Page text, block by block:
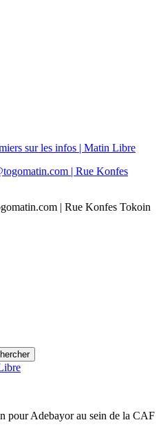
sur les infos | Matin Libre
| Rue Konfes Tokoin
pour Adebayor au sein de la CAF